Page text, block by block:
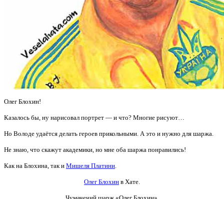
Олег Блохин!
Казалось бы, ну нарисовал портрет — и что? Многие рисуют…
Но Володе удаётся делать героев прикольными. А это и нужно для шаржа.
Не знаю, что скажут академики, но мне оба шаржа понравились!
Как на Блохина, так и Мишеля Платини
Олег Блохин в Хате.